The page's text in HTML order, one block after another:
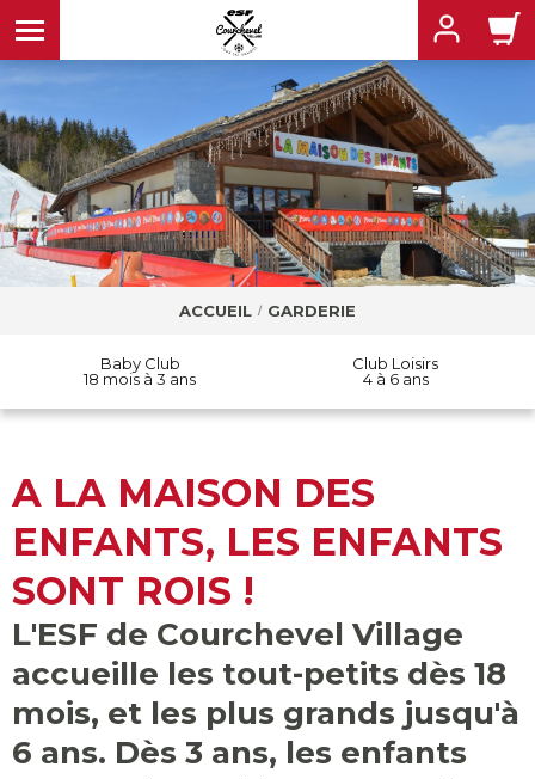
MENU
INFOS PRATIQUES
CONSEILS
MENU
ACCUEIL GARDERIE
Baby Club
18 mois à 3 ans
Club Loisirs
4 à 6 ans
A LA MAISON DES
ENFANTS, LES ENFANTS
SONT ROIS !
L'ESF de Courchevel Village
accueille les tout-petits dès 18
mois, et les plus grands jusqu'à
6 ans. Dès 3 ans, les enfants